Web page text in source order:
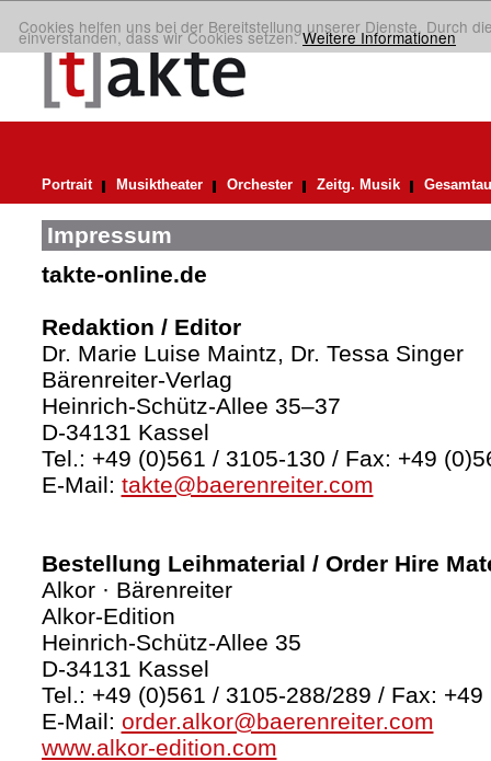
Cookies helfen uns bei der Bereitstellung unserer Dienste. Durch
einverstanden, dass wir Cookies setzen.Weitere Informationen
Portrait Musiktheater Orchester Zeitg. Musik
Impressum
takte-online.de
Redaktion / Editor
Dr. Marie Luise Maintz, Dr. Tessa Singer
Bärenreiter-Verlag
Heinrich-Schütz-Allee 35–37
D-34131 Kassel
Tel.: +49 (0)561 / 3105-130 / Fax: +49
E-Mail: takte@baerenreiter.com
Bestellung Leihmaterial / Order Hire
Alkor · Bärenreiter
Alkor-Edition
Heinrich-Schütz-Allee 35
D-34131 Kassel
Tel.: +49 (0)561 / 3105-288/289 / Fax:
E-Mail: order.alkor@baerenreiter.com
www.alkor-edition.com